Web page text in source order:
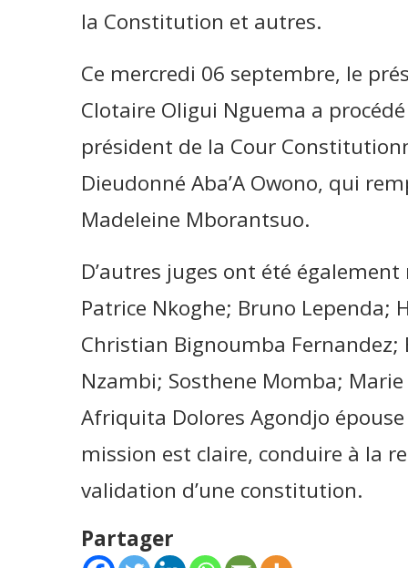
la Constitution et autres.
Ce mercredi 06 septembre, le
Clotaire Oligui Nguema a
président de la Cour
Dieudonné Aba’A Owono, qui
Madeleine Mborantsuo.
D’autres juges ont été
Patrice Nkoghe; Bruno Lependa;
Christian Bignoumba Fernandez;
Nzambi; Sosthene Momba;
Afriquita Dolores Agondjo
mission est claire, conduire à la
validation d’une constitution.
Partager